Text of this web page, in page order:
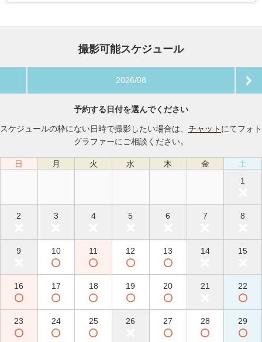
撮影可能スケジュール
2026/08
予約する日付を選んでください
スケジュールの枠にない日時で撮影したい場合は、 チャット にてフォト
グラファーにご相談ください。
日 月 火 水 木 金
土
1
2 3 4 5 6 7 8
9 10 11 12 13 14 15
16 17 18 19 20 21 22
23 24 25 26 27 28 29